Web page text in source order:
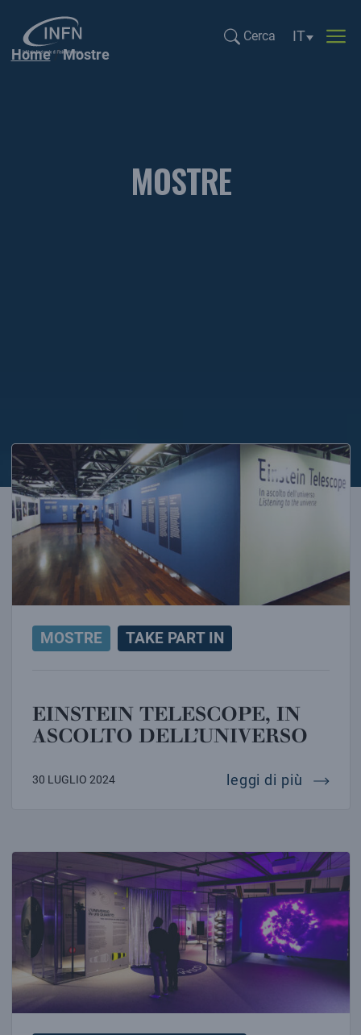
Cerca
Selezione
IT
Home
Mostre
MOSTRE
EINSTEIN TELESCOPE, IN ASCOLTO DELL’UNIVERSO
MOSTRE TAKE PART IN
EINSTEIN TELESCOPE, IN
ASCOLTO DELL’UNIVERSO
30 LUGLIO 2024 leggi di più
LA MECCANICA QUANTISTICA CONQUISTA TUTTI